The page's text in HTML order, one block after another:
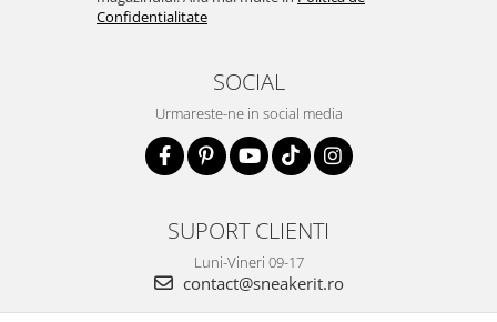
Confidentialitate
SOCIAL
Urmareste-ne in social media
SUPORT CLIENTI
Luni-Vineri 09-17
contact@sneakerit.ro